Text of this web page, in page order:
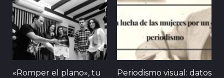
«Romper el plano», tu
Periodismo visual: datos